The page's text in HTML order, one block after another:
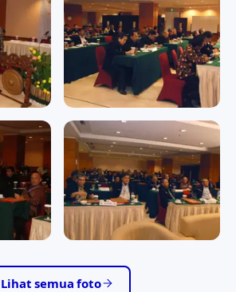
1941
RAPAT KERJA II/2016
RAPAT KERJA II/2016
RAPAT KERJA II/2016
RAPAT KERJA II/2016
Lihat semua foto